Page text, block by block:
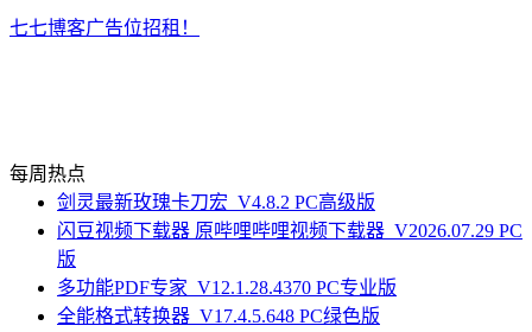
七七博客广告位招租！
每周热点
剑灵最新玫瑰卡刀宏_V4.8.2 PC高级版
闪豆视频下载器 原哔哩哔哩视频下载器_V2026.07.29 PC
版
多功能PDF专家_V12.1.28.4370 PC专业版
全能格式转换器_V17.4.5.648 PC绿色版